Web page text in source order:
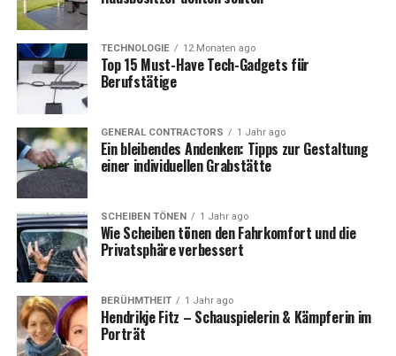
Familienvater
Wer ist Björn Höcke? Eine kurze
Vorstellung
Björn Höcke wurde 1972 in Frankfurt (Oder) geboren
und ist ein deutscher Politiker der AfD. Seit seiner
Aufnahme in die AfD im Jahr 2013 hat er sich als einer
der führenden Köpfe innerhalb der Partei etabliert.
Besonders bekannt wurde Höcke durch seine radikale
Rhetorik und seine kontroversen Äußerungen zur
deutschen Geschichte und Politik. Als
Fraktionsvorsitzender der AfD im Thüringer Landtag
hat er zahlreiche politische Debatten angestoßen und
polarisiert die öffentliche Meinung.
TECHNOLOGIE 12 Monaten ago
Top 15 Must-Have Tech-Gadgets für
Berufstätige
GENERAL CONTRACTORS 1 Jahr ago
Ein bleibendes Andenken: Tipps zur Gestaltung
einer individuellen Grabstätte
SCHEIBEN TÖNEN 1 Jahr ago
Wie Scheiben tönen den Fahrkomfort und die
Privatsphäre verbessert
BERÜHMTHEIT 1 Jahr ago
Hendrikje Fitz – Schauspielerin & Kämpferin im
Porträt